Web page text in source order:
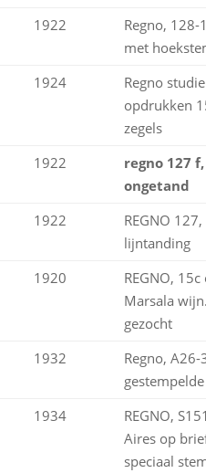
1922
Regno,
met
1924
Regno
opdrukken
zegels
1922
regno 127
ongetand
1922
REGNO
lijntanding
1920
REGNO,
Marsala
gezocht
1932
Regno,
1934
REGNO,
Aires op
speciaal